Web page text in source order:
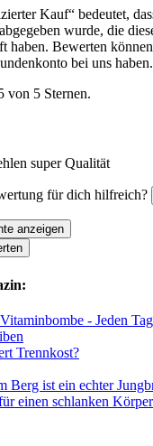
Kauf“ bedeutet,
wurde, die
haben. Bewerten
bei uns haben.
von 5 Sternen.
super Qualität
für dich hilfreich?
anzeigen
- Jeden
Trennkost?
Berg ist ein echter
einen schlanken Körper